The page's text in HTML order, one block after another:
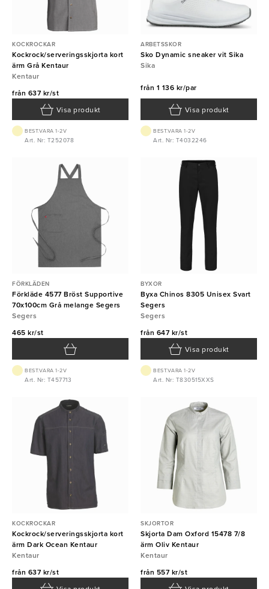
KOCKROCKAR
Kockrock/serveringsskjorta kort
ärm Grå Kentaur
Kentaur
från 637 kr/st
Visa produkt
BEST.VARA 1-2V
Art. Nr: T252078
ARBETSSKOR
Sko Dynamic sneaker vit Sika
Sika
från 1 136 kr/par
Visa produkt
BEST.VARA 1-2V
Art. Nr: T4032246
FÖRKLÄDEN
Förkläde 4577 Bröst Supportive
70x100cm Grå melange Segers
Segers
465 kr/st
BEST.VARA 1-2V
Art. Nr: T457713
BYXOR
Byxa Chinos 8305 Unisex Svart
Segers
Segers
från 647 kr/st
Visa produkt
BEST.VARA 1-2V
Art. Nr: T830515XXS
KOCKROCKAR
Kockrock/serveringsskjorta kort
ärm Dark Ocean Kentaur
Kentaur
från 637 kr/st
SKJORTOR
Skjorta Dam Oxford 15478 7/8
ärm Oliv Kentaur
Kentaur
från 557 kr/st